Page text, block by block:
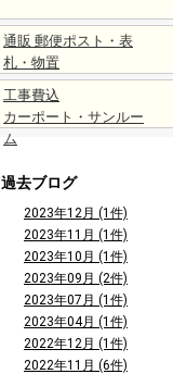
通販 郵便ポスト・表
札・物置
工事費込
カーポート・サンルー
ム
過去ブログ
2023年12月 (1件)
2023年11月 (1件)
2023年10月 (1件)
2023年09月 (2件)
2023年07月 (1件)
2023年04月 (1件)
2022年12月 (1件)
2022年11月 (6件)